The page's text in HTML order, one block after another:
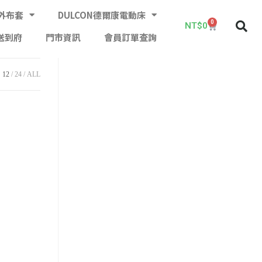
布套
DULCON德爾康電動床
到府
門市資訊 會員訂單查詢
NT$0 0
12 24 ALL